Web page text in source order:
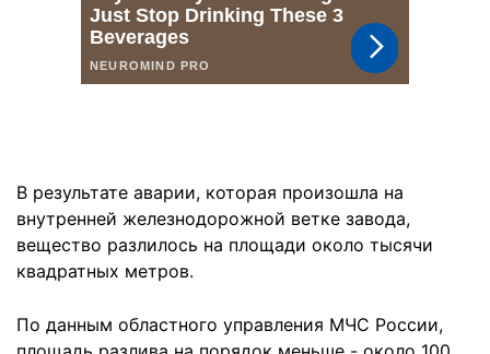
В результате аварии, которая произошла на
внутренней железнодорожной ветке завода,
вещество разлилось на площади около тысячи
квадратных метров.
По данным областного управления МЧС России,